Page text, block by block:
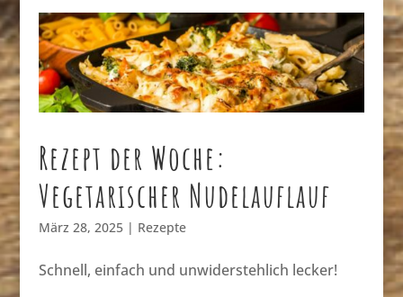
Rezept der Woche:
Vegetarischer Nudelauflauf
März 28, 2025| Rezepte
Schnell, einfach und unwiderstehlich lecker!